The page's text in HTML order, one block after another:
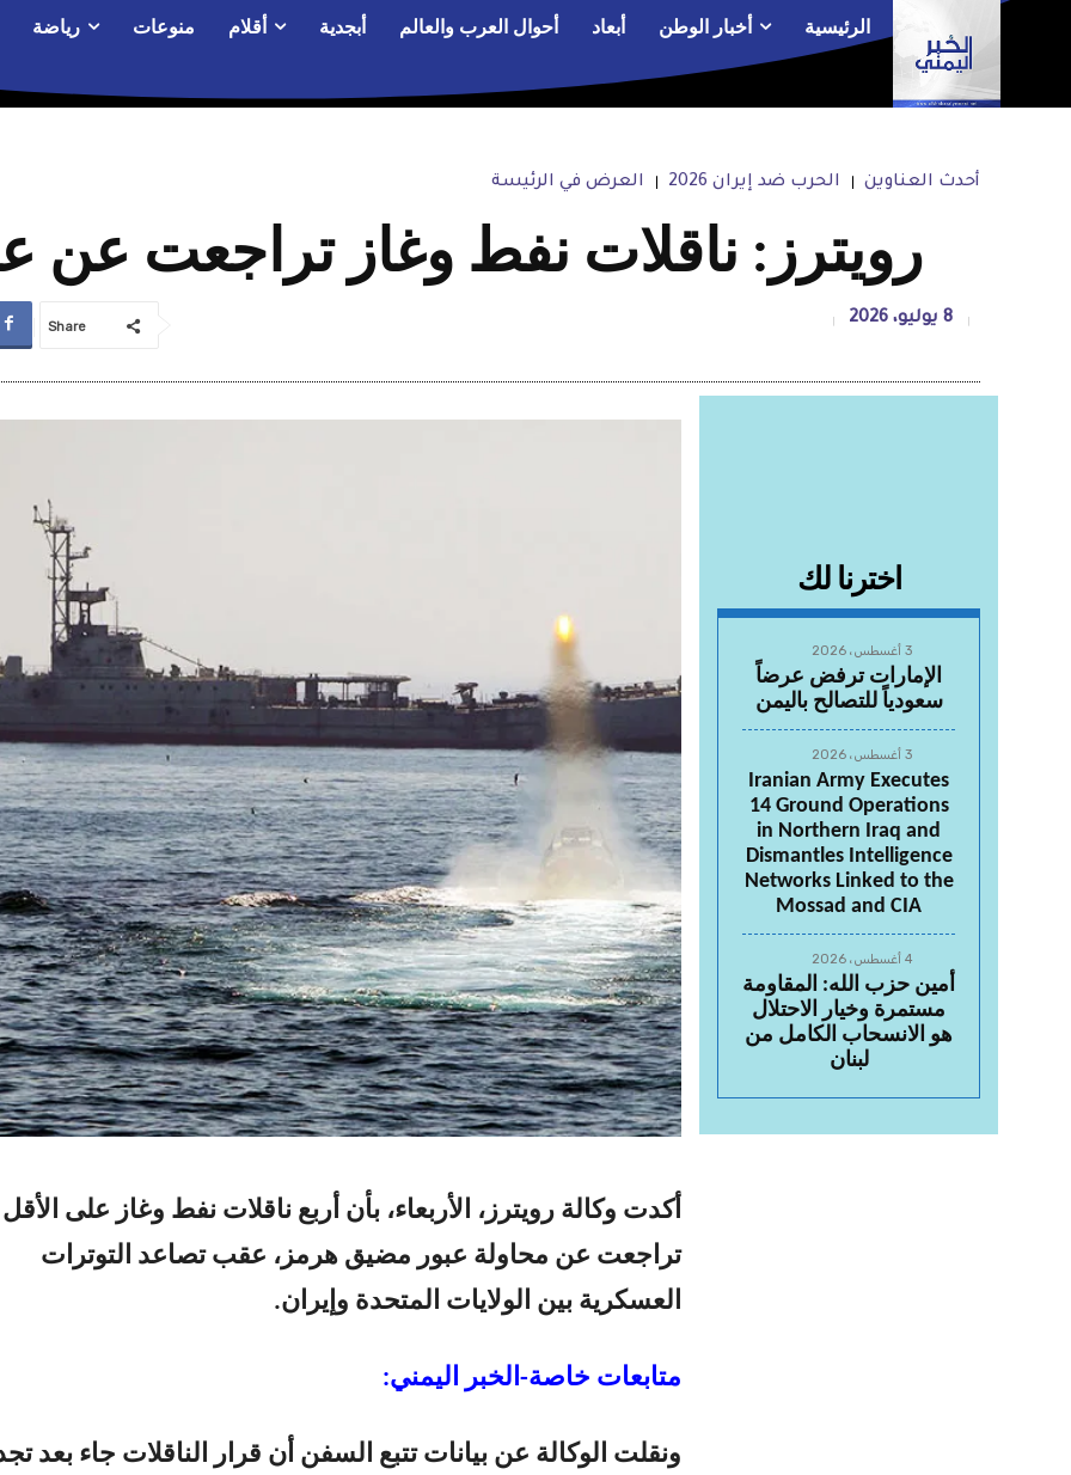
الرئيسية أخبار الوطن أبعاد أحوال العرب والعالم أبجدية أقلام منوعات رياضة
أحدث العناوين الحرب ضد إيران 2026 العرض في الرئيسة
رويترز: ناقلات نفط وغاز تراجعت عن
8 يوليو، 2026 Share
اخترنا لك
3 أغسطس، 2026
الإمارات ترفض عرضاً
سعودياً للتصالح باليمن
3 أغسطس، 2026
Iranian Army Executes
14 Ground Operations
in Northern Iraq and
Dismantles Intelligence
Networks Linked to the
Mossad and CIA
4 أغسطس، 2026
أمين حزب الله: المقاومة
مستمرة وخيار الاحتلال
هو الانسحاب الكامل من
لبنان
أكدت وكالة رويترز، الأربعاء، بأن أربع ناقلات نفط وغاز على الأقل
تراجعت عن محاولة عبور مضيق هرمز، عقب تصاعد التوترات
العسكرية بين الولايات المتحدة وإيران.
متابعات خاصة-الخبر اليمني:
ونقلت الوكالة عن بيانات تتبع السفن أن قرار الناقلات جاء بعد